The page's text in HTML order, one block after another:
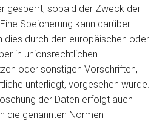
gesperrt, sobald der Zweck der
Speicherung kann darüber
dies durch den europäischen oder
in unionsrechtlichen
oder sonstigen Vorschriften,
unterliegt, vorgesehen wurde.
der Daten erfolgt auch
die genannten Normen